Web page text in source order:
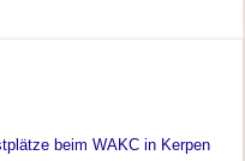
beim WAKC in Kerpen